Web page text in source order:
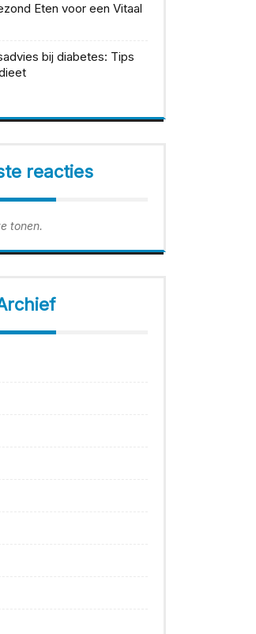
Eten voor een Vitaal
bij diabetes: Tips
reacties
tonen.